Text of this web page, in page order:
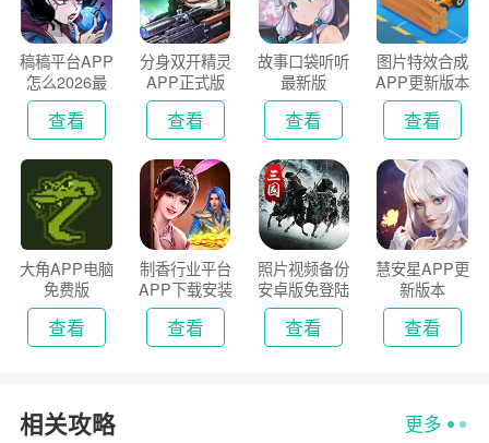
稿稿平台APP
怎么2026最
新版
查看
分身双开精灵
APP正式版
查看
故事口袋听听
最新版
查看
图片特效合成
APP更新版本
2026
查看
大角APP电脑
免费版
查看
制香行业平台
APP下载安装
2026
查看
照片视频备份
安卓版免登陆
版
查看
慧安星APP更
新版本
查看
相关攻略 更多